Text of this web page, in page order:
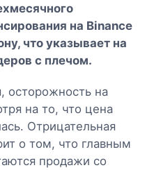
на Binance
что указывает на
с плечом.
осторожность на
на то, что цена
Отрицательная
о том, что главным
продажи со